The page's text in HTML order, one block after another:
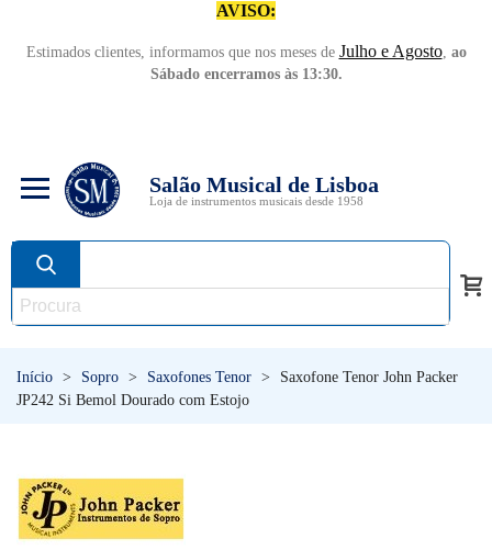
AVISO:
Estimados clientes, informamos que nos meses de Julho e Agosto, ao
Sábado encerramos às 13:30.
Salão Musical de Lisboa
Loja de instrumentos musicais desde 1958
Início > Sopro > Saxofones Tenor >
Saxofone Tenor John Packer
JP242 Si Bemol Dourado com Estojo